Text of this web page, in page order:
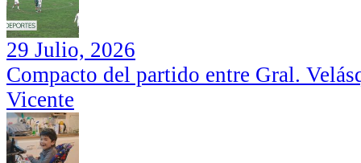
29 Julio, 2026
Compacto del partido entre Gral.
Vicente